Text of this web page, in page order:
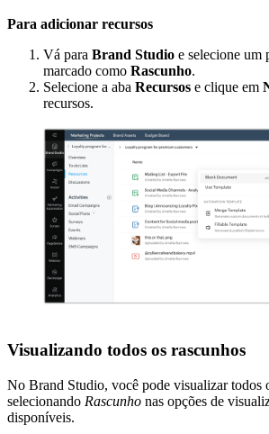
Para adicionar recursos
Vá para Brand Studio e selecione um
marcado como Rascunho.
Selecione a aba Recursos e clique em
recursos.
Visualizando todos os rascunhos
No Brand Studio, você pode visualizar todos
selecionando Rascunho nas opções de
disponíveis.